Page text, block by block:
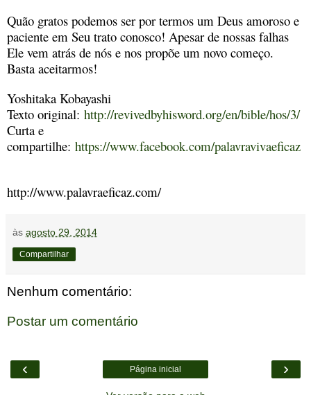
Quão gratos podemos ser por termos um Deus amoroso e
paciente em Seu trato conosco! Apesar de nossas falhas
Ele vem atrás de nós e nos propõe um novo começo.
Basta aceitarmos!
Yoshitaka Kobayashi
Texto original: http://revivedbyhisword.org/en/bible/hos/3/
Curta e
compartilhe: https://www.facebook.com/palavravivaeficaz
http://www.palavraeficaz.com/
às agosto 29, 2014
Compartilhar
Nenhum comentário:
Postar um comentário
‹ ›
Página inicial